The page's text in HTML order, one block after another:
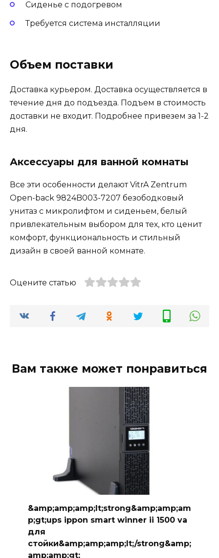
Сиденье с подогревом
Требуется система инсталляции
Объем поставки
Доставка курьером. Доставка осуществляется в
течение дня до подъезда. Подъем в стоимость
доставки не входит. Подробнее привезем за 1-2
дня.
Аксессуары для ванной комнаты
Все эти особенности делают VitrA Zentrum
Open-back 9824B003-7207 безободковый
унитаз с микролифтом и сиденьем, белый
привлекательным выбором для тех, кто ценит
комфорт, функциональность и стильный
дизайн в своей ванной комнате.
Оцените статью
Вам также может понравиться
&amp;amp;amp;lt;strong&amp;amp;am
p;gt;ups ippon smart winner ii 1500 va
для
стойки&amp;amp;amp;lt;/strong&amp;
amp;amp;gt;